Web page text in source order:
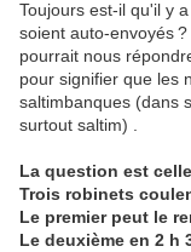
Toujours est-il qu'il y
soient auto-envoyés
pourrait nous
pour signifier que les
saltimbanques (dans
surtout saltim) .
La question est
Trois robinets
Le premier peut le
Le deuxième en 2 h